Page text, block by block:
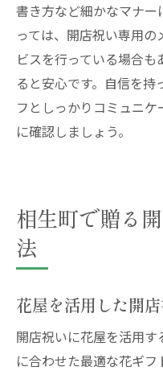
書き方など細かなマナー
っては、開店祝い専用
ビスを行っている場合
ると安心です。自信を
フとしっかりコミュニ
に確認しましょう。
相生町で贈る
法
花屋を活用した開
開店祝いに花屋を活用
に合わせた最適な花ギ